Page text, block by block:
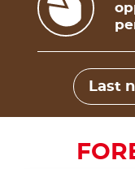
Last